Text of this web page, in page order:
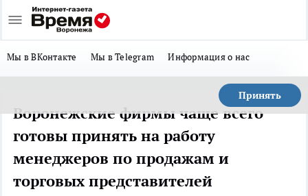
Мы в ВКонтакте Мы в Telegram Информация о нас
Принять
Воронежские фирмы чаще всего
готовы принять на работу
менеджеров по продажам и
торговых представителей